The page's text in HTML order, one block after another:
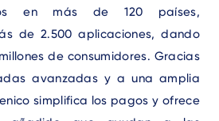
en más de 120 países,
de 2.500 aplicaciones, dando
de consumidores. Gracias
avanzadas y a una amplia
simplifica los pagos y ofrece